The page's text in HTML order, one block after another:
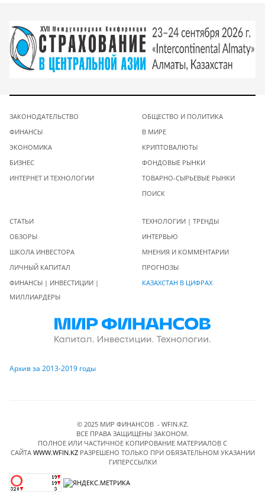
ЗАКОНОДАТЕЛЬСТВО
ФИНАНСЫ
ЭКОНОМИКА
БИЗНЕС
ИНТЕРНЕТ И ТЕХНОЛОГИИ
ОБЩЕСТВО И ПОЛИТИКА
В МИРЕ
КРИПТОВАЛЮТЫ
ФОНДОВЫЕ РЫНКИ
ТОВАРНО-СЫРЬЕВЫЕ РЫНКИ
ПОИСК
СТАТЬИ
ОБЗОРЫ
ШКОЛА ИНВЕСТОРА
ЛИЧНЫЙ КАПИТАЛ
ФИНАНСЫ | ИНВЕСТИЦИИ |
МИЛЛИАРДЕРЫ
ТЕХНОЛОГИИ | ТРЕНДЫ
ИНТЕРВЬЮ
МНЕНИЯ И КОММЕНТАРИИ
ПРОГНОЗЫ
КАЗАХСТАН В ЦИФРАХ
Архив за 2013-2019 годы
© 2025 МИР ФИНАНСОВ - WFIN.KZ.
ВСЕ ПРАВА ЗАЩИЩЕНЫ ЗАКОНОМ.
ПОЛНОЕ ИЛИ ЧАСТИЧНОЕ КОПИРОВАНИЕ МАТЕРИАЛОВ C
САЙТА WWW.WFIN.KZРАЗРЕШЕНО ТОЛЬКО ПРИ ОБЯЗАТЕЛЬНОМ УКАЗАНИИ
ГИПЕРССЫЛКИ